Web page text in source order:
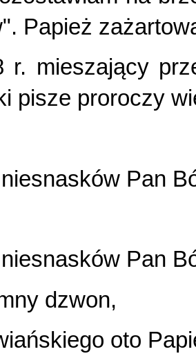
Papież
r. mieszający
pisze proroczy
Pan
Pan
dzwon,
oto